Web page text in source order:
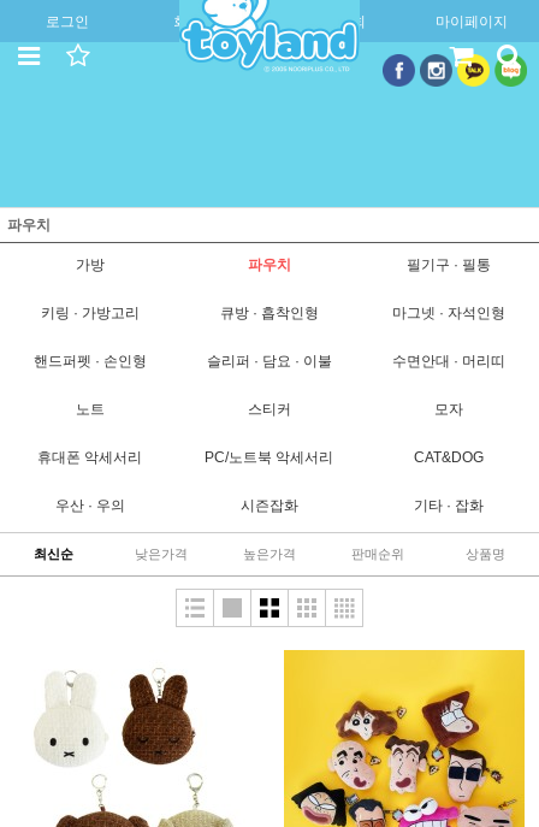
로그인 회원가입 주문조회 마이페이지
파우치
가방 파우치 필기구 · 필통
키링 · 가방고리 큐방 · 흡착인형 마그넷 · 자석인형
핸드퍼펫 · 손인형 슬리퍼 · 담요 · 이불 수면안대 · 머리띠
노트 스티커 모자
휴대폰 악세서리 PC/노트북 악세서리 CAT&DOG
우산 · 우의 시즌잡화 기타 · 잡화
최신순 낮은가격 높은가격 판매순위 상품명